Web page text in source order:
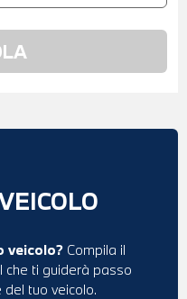
veicolo? Compila il
che ti guiderà passo
tuo veicolo.